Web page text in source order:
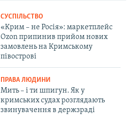
СУСПІЛЬСТВО
«Крим – не Росія»: маркетплейс
Ozon припинив прийом нових
замовлень на Кримському
півострові
ПРАВА ЛЮДИНИ
Мить – і ти шпигун. Як у
кримських судах розглядають
звинувачення в держзраді